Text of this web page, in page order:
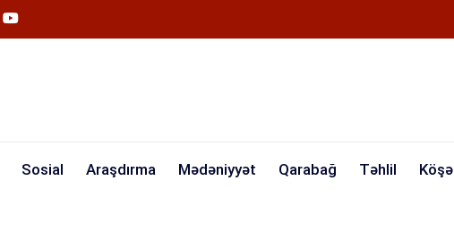
Sosial Araşdırma Mədəniyyət Qarabağ Təhlil Köşə